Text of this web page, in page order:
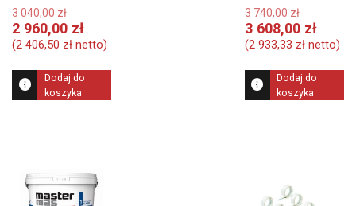
3 040,00złPierwotna
cena
wynosiła:
040,00 zł.
2 960,00 zł
2
(2 406,50 zł netto)
Dodaj do
koszyka
3 740,00zł
cena
740,00
3 608,00 zł
3
(2 933,33 złnetto)
Dodaj do
koszyka